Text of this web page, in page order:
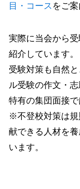
目・コース をご案
実際に当会から
紹介しています。
受験対策も自然
ル受験の作文・
特有の集団面接で
※不登校対策は規
献できる人材を
います。